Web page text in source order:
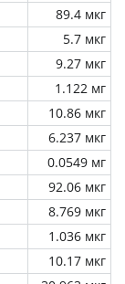
89.4 мкг
5.7 мкг
9.27 мкг
1.122 мг
10.86 мкг
6.237 мкг
0.0549 мг
92.06 мкг
8.769 мкг
1.036 мкг
10.17 мкг